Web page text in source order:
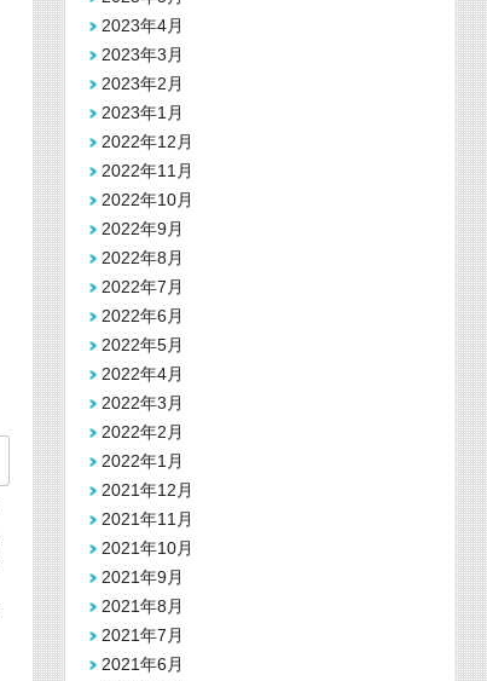
2023年4月
2023年3月
2023年2月
2023年1月
2022年12月
2022年11月
2022年10月
2022年9月
2022年8月
2022年7月
2022年6月
2022年5月
2022年4月
2022年3月
2022年2月
2022年1月
2021年12月
2021年11月
2021年10月
2021年9月
2021年8月
2021年7月
2021年6月